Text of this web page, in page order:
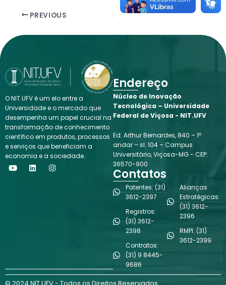
PREVIOUS
O NIT.UFV é um elo entre a
Universidade e o mercado que
desempenha um papel crucial na
transformação de conhecimento
científico em produtos, processos
e serviços que beneficiam a
economia e a sociedade.
Y
o
L
i
I
n
Endereço
Núcleo de Inovação
Tecnológica – Universidade
Federal de Viçosa - NIT.UFV
Ed. Arthur Bernardes, 840 – 1º
andar – sl. 104 – Campus
Universitário, Viçosa-MG - CEP:
36570-900
Contatos
Patentes: (31)
3612-2397
Registros:
(31) 3612-
2398
Contratos:
(31) 9 8445-
9686
Alianças
Estratégicas:
(31) 3612-
2396
RMPI: (31)
3612-2399